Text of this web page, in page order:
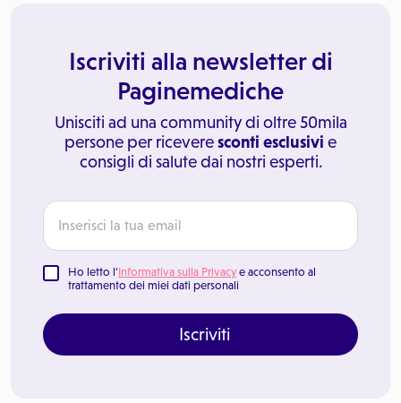
Iscriviti alla newsletter di
Paginemediche
Unisciti ad una community di oltre 50mila
persone per riceveresconti esclusivi e
consigli di salute dai nostri esperti.
Ho letto l'Informativa sulla Privacy e acconsento al
trattamento dei miei dati personali
Iscriviti